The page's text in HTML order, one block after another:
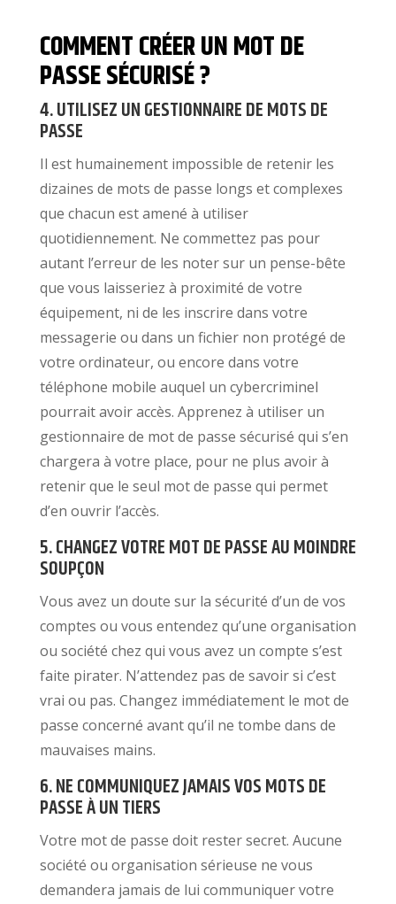
COMMENT CRÉER UN MOT DE
PASSE SÉCURISÉ ?
4. UTILISEZ UN GESTIONNAIRE DE MOTS DE
PASSE
Il est humainement impossible de retenir les
dizaines de mots de passe longs et complexes
que chacun est amené à utiliser
quotidiennement. Ne commettez pas pour
autant l’erreur de les noter sur un pense-bête
que vous laisseriez à proximité de votre
équipement, ni de les inscrire dans votre
messagerie ou dans un fichier non protégé de
votre ordinateur, ou encore dans votre
téléphone mobile auquel un cybercriminel
pourrait avoir accès. Apprenez à utiliser un
gestionnaire de mot de passe sécurisé qui s’en
chargera à votre place, pour ne plus avoir à
retenir que le seul mot de passe qui permet
d’en ouvrir l’accès.
5. CHANGEZ VOTRE MOT DE PASSE AU MOINDRE
SOUPÇON
Vous avez un doute sur la sécurité d’un de vos
comptes ou vous entendez qu’une organisation
ou société chez qui vous avez un compte s’est
faite pirater. N’attendez pas de savoir si c’est
vrai ou pas. Changez immédiatement le mot de
passe concerné avant qu’il ne tombe dans de
mauvaises mains.
6. NE COMMUNIQUEZ JAMAIS VOS MOTS DE
PASSE À UN TIERS
Votre mot de passe doit rester secret. Aucune
société ou organisation sérieuse ne vous
demandera jamais de lui communiquer votre